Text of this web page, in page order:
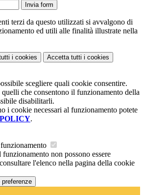
Invia form
terzi da questo utilizzati si avvalgono di
ed utili alle finalità illustrate nella
i cookies Accetta tutti i cookies
scegliere quali cookie consentire.
che consentono il funzionamento della
disabilitarli.
i cookie necessari al funzionamento potete
.
non possono essere
l'elenco nella pagina della cookie